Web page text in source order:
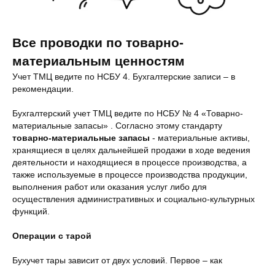
Все проводки по товарно-
материальным ценностям
Учет ТМЦ ведите по НСБУ 4. Бухгалтерские записи – в
рекомендации.
Бухгалтерский учет ТМЦ ведите по НСБУ № 4 «Товарно-
материальные запасы» . Согласно этому стандарту
товарно-материальные запасы - материальные активы,
хранящиеся в целях дальнейшей продажи в ходе ведения
деятельности и находящиеся в процессе производства, а
также используемые в процессе производства продукции,
выполнения работ или оказания услуг либо для
осуществления административных и социально-культурных
функций.
Операции с тарой
Бухучет тары зависит от двух условий. Первое – как